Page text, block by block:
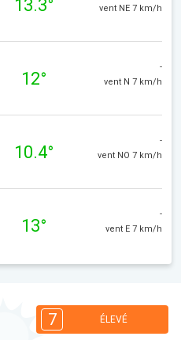
13.3° vent NE 7 km/h
12°
-
vent N 7 km/h
10.4°
-
vent NO 7 km/h
13°
-
vent E 7 km/h
7 ÉLEVÉ